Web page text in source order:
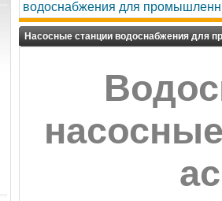
водоснабжения для
Насосные станции водоснабжения для